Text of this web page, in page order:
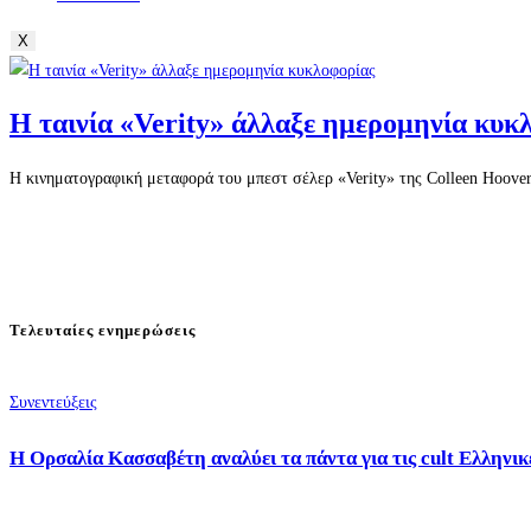
X
Η ταινία «Verity» άλλαξε ημερομηνία
Η κινηματογραφική μεταφορά του μπεστ σέλερ «Verity» της Colleen
Τελευταίες ενημερώσεις
Συνεντεύξεις
Η Ορσαλία Κασσαβέτη αναλύει τα πάντα για τις cult